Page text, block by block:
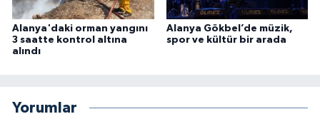
Alanya'daki orman yangını
3 saatte kontrol altına
alındı
Alanya Gökbel’de müzik,
spor ve kültür bir arada
Yorumlar